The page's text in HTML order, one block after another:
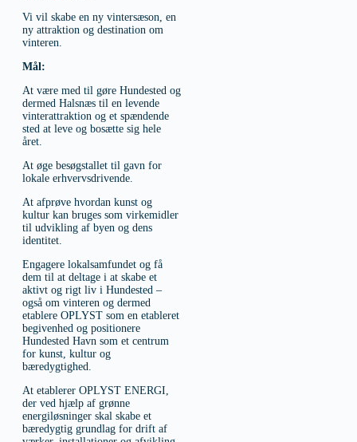
Vi vil skabe en ny vintersæson, en
ny attraktion og destination om
vinteren.
Mål:
At være med til gøre Hundested og
dermed Halsnæs til en levende
vinterattraktion og et spændende
sted at leve og bosætte sig hele
året.
At øge besøgstallet til gavn for
lokale erhvervsdrivende.
At afprøve hvordan kunst og
kultur kan bruges som virkemidler
til udvikling af byen og dens
identitet.
Engagere lokalsamfundet og få
dem til at deltage i at skabe et
aktivt og rigt liv i Hundested –
også om vinteren og dermed
etablere OPLYST som en etableret
begivenhed og positionere
Hundested Havn som et centrum
for kunst, kultur og
bæredygtighed.
At etablerer OPLYST ENERGI,
der ved hjælp af grønne
energiløsninger skal skabe et
bæredygtig grundlag for drift af